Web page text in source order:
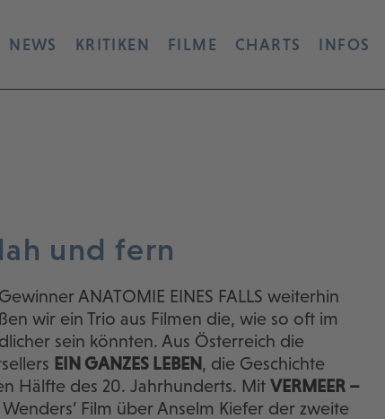
NEWS KRITIKEN FILME CHARTS INFOS
und fern
ANATOMIE EINES FALLS weiterhin
wir ein Trio aus Filmen die, wie so oft im
sein könnten. Aus Österreich die
EIN GANZES LEBEN , die Geschichte
Hälfte des 20. Jahrhunderts. Mit VERMEER –
Film über Anselm Kiefer der zweite